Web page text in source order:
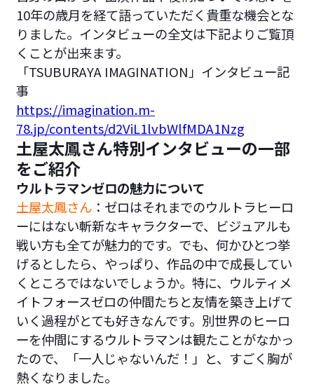
10年の歳月を経て語っていただく貴重な機会とな
りました。インタビューの全文は下記よりご覧頂
くことが出来ます。
「TSUBURAYA IMAGINATION」インタビュー記
事
https://imagination.m-
78.jp/contents/d2ViL1lvbWlfMDA1Nzg
土屋太鳳さん特別インタビューの一部
をご紹介
ウルトラマンゼロの魅力について
土屋太鳳さん：ゼロはそれまでのウルトラヒーロ
ーにはない斬新なキャラクターで、ビジュアルも
戦い方も全てが魅力的です。でも、何かひとつ挙
げるとしたら、やっぱり、作品の中で成長してい
くところではないでしょうか。特に、ウルティメ
イトフォースゼロの仲間たちと友情を築き上げて
いく過程がとても好きなんです。別世界のヒーロ
ーを仲間にするウルトラマンは観たことがなかっ
たので、「一人じゃないんだ！」と、すごく胸が
熱くなりました。